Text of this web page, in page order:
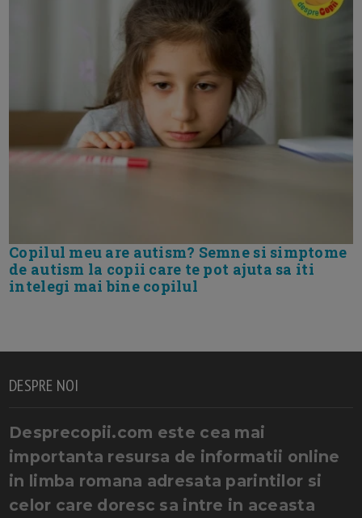
Copilul meu are autism? Semne si simptome
de autism la copii care te pot ajuta sa iti
intelegi mai bine copilul
DESPRE NOI
Desprecopii.com este cea mai
importanta resursa de informatii online
in limba romana adresata parintilor si
celor care doresc sa intre in aceasta